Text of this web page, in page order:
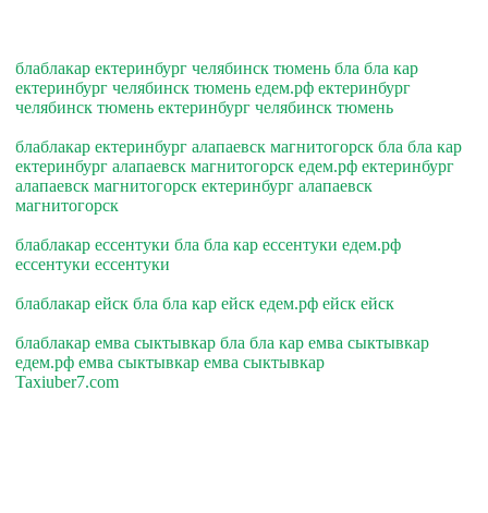
блаблакар ектеринбург челябинск тюмень бла бла кар
ектеринбург челябинск тюмень едем.рф ектеринбург
челябинск тюмень ектеринбург челябинск тюмень
блаблакар ектеринбург алапаевск магнитогорск бла бла кар
ектеринбург алапаевск магнитогорск едем.рф ектеринбург
алапаевск магнитогорск ектеринбург алапаевск
магнитогорск
блаблакар ессентуки бла бла кар ессентуки едем.рф
ессентуки ессентуки
блаблакар ейск бла бла кар ейск едем.рф ейск ейск
блаблакар емва сыктывкар бла бла кар емва сыктывкар
едем.рф емва сыктывкар емва сыктывкар
Taxiuber7.com